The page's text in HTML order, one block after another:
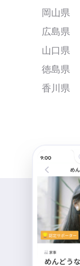
岡山県
広島県
山口県
徳島県
香川県